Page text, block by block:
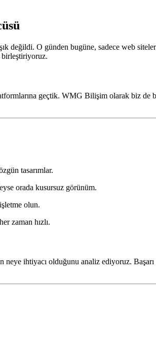
değildi. O günden bugüne, sadece web
birleştiriyoruz.
geçtik. WMG Bilişim olarak biz de
tasarımlar.
orada kusursuz görünüm.
olun.
zaman hızlı.
ihtiyacı olduğunu analiz ediyoruz.